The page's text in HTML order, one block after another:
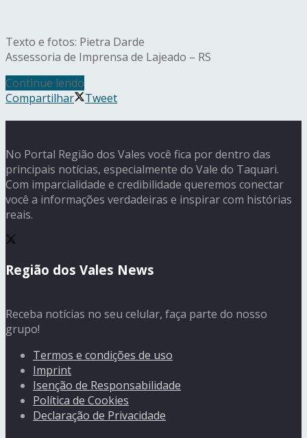
Texto e fotos: Pietra Darde
Assessoria de Imprensa de Lajeado – RS
Continue lendo
Compartilhar
Tweet
No Portal Região dos Vales você fica por dentro das
principais notícias, especialmente do Vale do Taquari.
Com imparcialidade e credibilidade queremos conectar
você a informações verdadeiras e inspirar com histórias
reais.
Região dos Vales News
Receba notícias no seu celular, faça parte do nosso
grupo!
Termos e condições de uso
Imprint
Isenção de Responsabilidade
Política de Cookies
Declaração de Privacidade